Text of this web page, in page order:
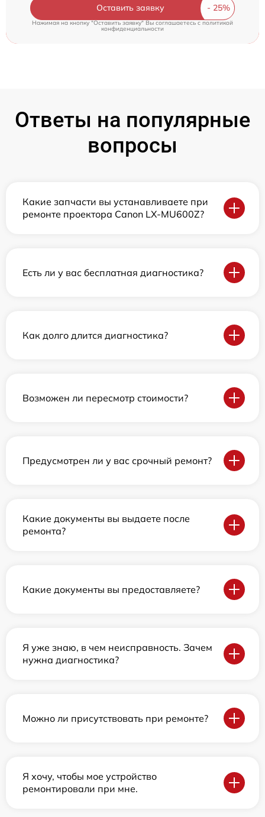
Оставить заявку
Нажимая на кнопку "Оставить заявку" Вы соглашаетесь c политикой
конфиденциальности
Ответы на популярные
вопросы
Какие запчасти вы устанавливаете при
ремонте проектора Canon LX-MU600Z?
Есть ли у вас бесплатная диагностика?
Как долго длится диагностика?
Возможен ли пересмотр стоимости?
Предусмотрен ли у вас срочный ремонт?
Какие документы вы выдаете после
ремонта?
Какие документы вы предоставляете?
Я уже знаю, в чем неисправность. Зачем
нужна диагностика?
Можно ли присутствовать при ремонте?
Я хочу, чтобы мое устройство
ремонтировали при мне.